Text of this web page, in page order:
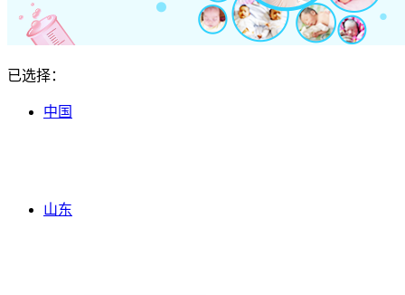
已选择：
中国
山东